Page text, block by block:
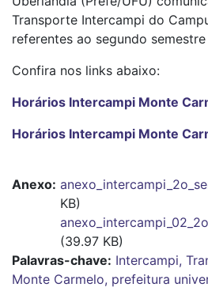
Transporte Intercampi do
referentes ao segundo
Confira nos links abaixo:
Horários Intercampi Monte
Horários Intercampi Monte
Anexo
KB)
(39.97 KB)
Palavras-chave: Intercampi,
Monte Carmelo, prefeitura